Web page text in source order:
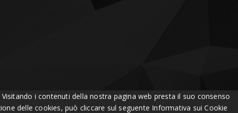
i contenuti della nostra pagina web presta il suo consenso
delle cookies, può cliccare sul seguente Informativa sui Cookie